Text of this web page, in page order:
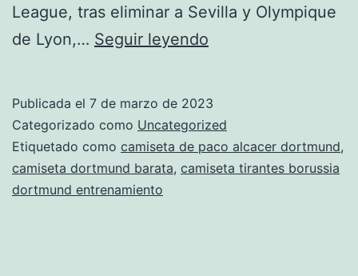
League, tras eliminar a Sevilla y Olympique
de Lyon,… Seguir leyendo
17
18
Publicada el 7 de marzo de 2023
Categorizado como Uncategorized
Etiquetado como camiseta de paco alcacer dortmund,
camiseta dortmund barata, camiseta tirantes borussia
dortmund entrenamiento